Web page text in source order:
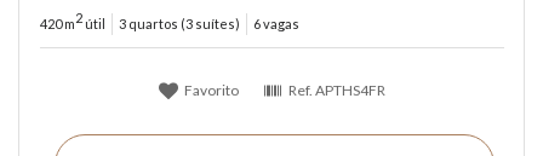
420 m2 útil 3 quartos (3 suítes) 6 vagas
Favorito Ref. APTHS4FR